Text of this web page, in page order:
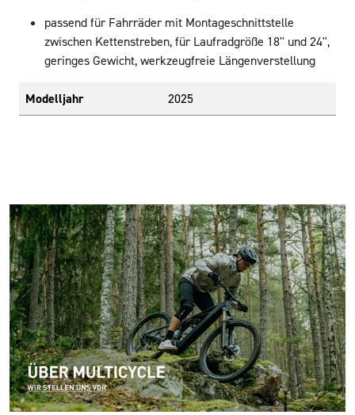
passend für Fahrräder mit Montageschnittstelle
zwischen Kettenstreben, für Laufradgröße 18'' und 24'',
geringes Gewicht, werkzeugfreie Längenverstellung
Modelljahr 2025